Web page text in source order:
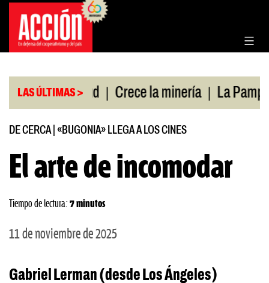
Saltar
contenido
LAS ÚLTIMAS >
de salud | Crece la minería | La Pampa.
DE CERCA| «BUGONIA» LLEGA A LOS CINES
El arte de incomodar
Tiempo de lectura: 7 minutos
11 de noviembre de 2025
Gabriel Lerman (desde Los Ángeles)